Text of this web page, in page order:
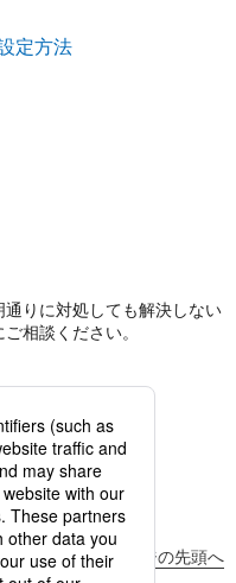
定方法
りに対処しても解決しない
相談ください。
覧ください。
ポートトップ
トップ
ページの先頭へ